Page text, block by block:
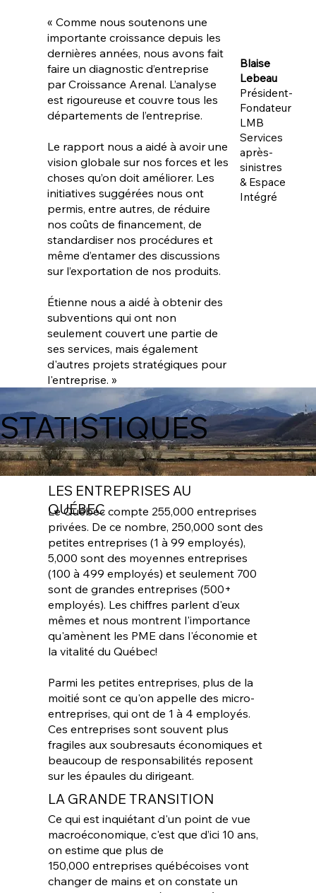
« Comme nous soutenons une
importante croissance depuis les
dernières années, nous avons fait
faire un diagnostic d’entreprise
par Croissance Arenal. L’analyse
est rigoureuse et couvre tous les
départements de l’entreprise.
Le rapport nous a aidé à avoir une
vision globale sur nos forces et les
choses qu’on doit améliorer. Les
initiatives suggérées nous ont
permis, entre autres, de réduire
nos coûts de financement, de
standardiser nos procédures et
même d’entamer des discussions
sur l’exportation de nos produits.
Étienne nous a aidé à obtenir des
subventions qui ont non
seulement couvert une partie de
ses services, mais également
d'autres projets stratégiques pour
l'entreprise. »
Blaise
Lebeau
Président-
Fondateur
LMB
Services
après-
sinistres
& Espace
Intégré
STATISTIQUES
LES ENTREPRISES AU
QUÉBEC
Le Québec compte 255,000 entreprises
privées. De ce nombre, 250,000 sont des
petites entreprises (1 à 99 employés),
5,000 sont des moyennes entreprises
(100 à 499 employés) et seulement 700
sont de grandes entreprises (500+
employés). Les chiffres parlent d'eux
mêmes et nous montrent l'importance
qu'amènent les PME dans l'économie et
la vitalité du Québec!
Parmi les petites entreprises, plus de la
moitié sont ce qu'on appelle des micro-
entreprises, qui ont de 1 à 4 employés.
Ces entreprises sont souvent plus
fragiles aux soubresauts économiques et
beaucoup de responsabilités reposent
sur les épaules du dirigeant.
LA GRANDE TRANSITION
Ce qui est inquiétant d'un point de vue
macroéconomique, c'est que d’ici 10 ans,
on estime que plus de
150,000 entreprises québécoises vont
changer de mains et on constate un